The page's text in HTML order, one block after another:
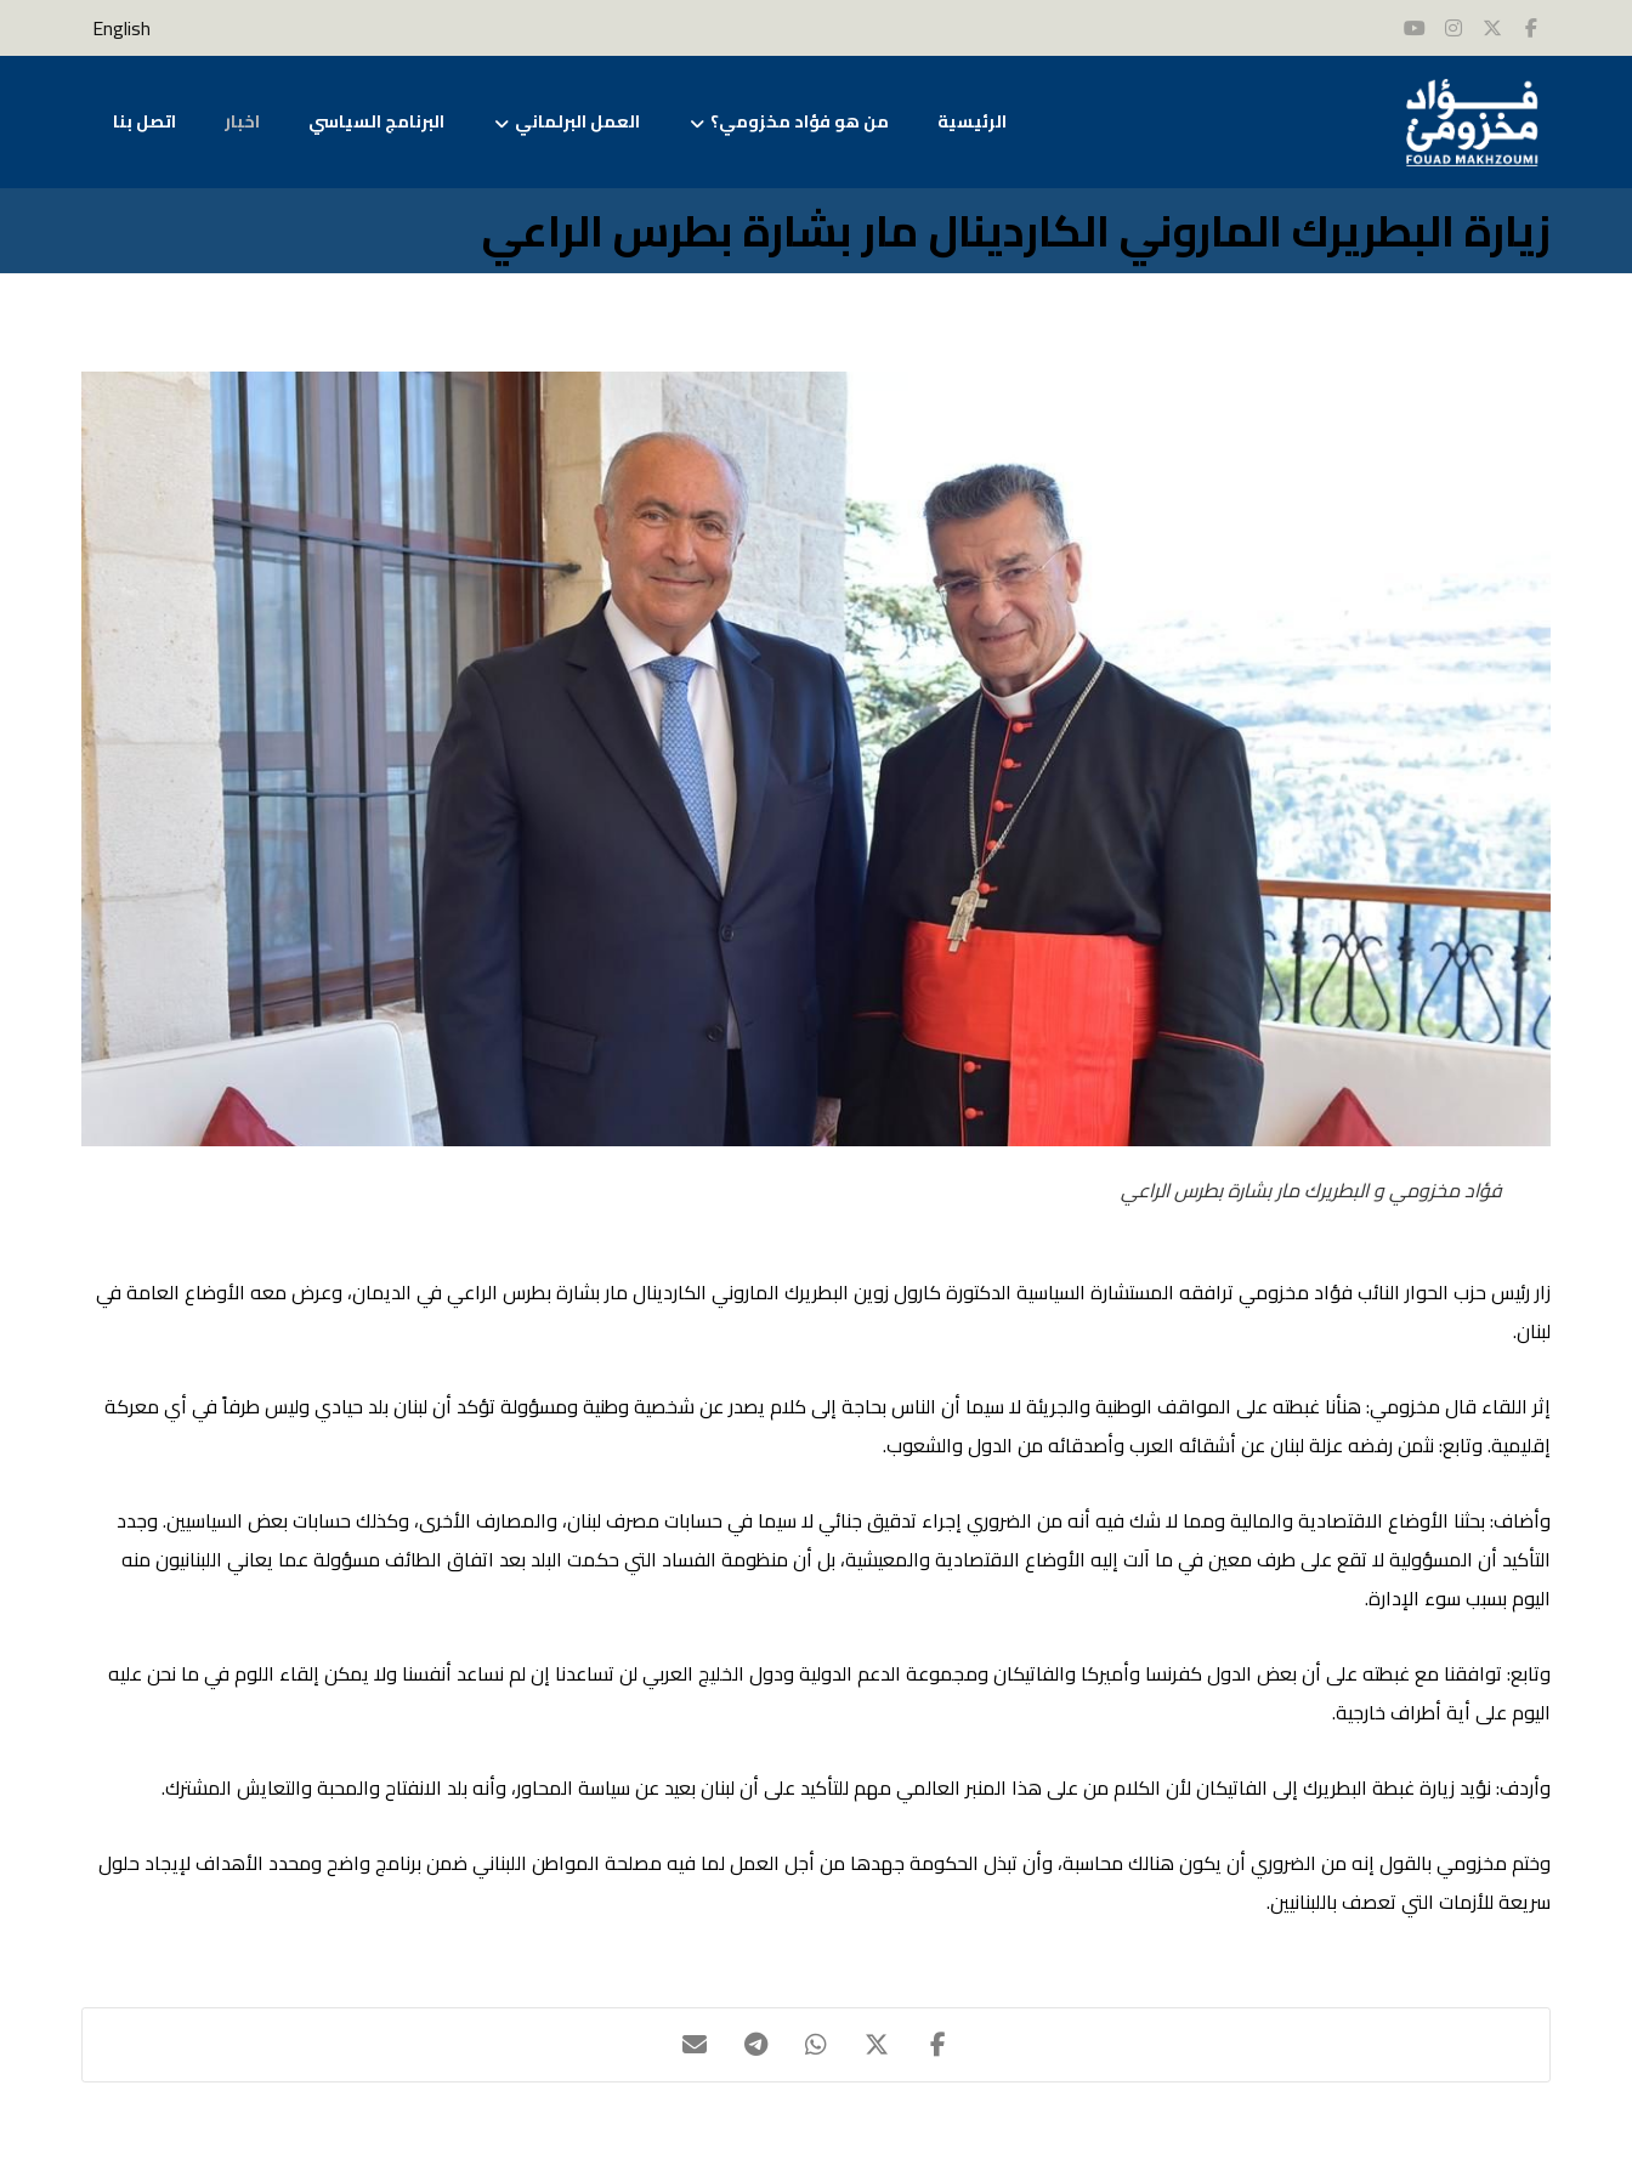
English
الرئيسية من هو فؤاد مخزومي؟ العمل البرلماني البرنامج السياسي اخبار اتصل بنا
زيارة البطريرك الماروني الكاردينال مار بشارة بطرس الراعي
فؤاد مخزومي و البطريرك مار بشارة بطرس الراعي
زار رئيس حزب الحوار النائب فؤاد مخزومي ترافقه المستشارة السياسية الدكتورة كارول زوين البطريرك الماروني الكاردينال مار بشارة بطرس الراعي في الديمان، وعرض معه الأوضاع العامة في
لبنان.
إثر اللقاء قال مخزومي: هنأنا غبطته على المواقف الوطنية والجريئة لا سيما أن الناس بحاجة إلى كلام يصدر عن شخصية وطنية ومسؤولة تؤكد أن لبنان بلد حيادي وليس طرفاً في أي معركة
إقليمية. وتابع: نثمن رفضه عزلة لبنان عن أشقائه العرب وأصدقائه من الدول والشعوب.
وأضاف: بحثنا الأوضاع الاقتصادية والمالية ومما لا شك فيه أنه من الضروري إجراء تدقيق جنائي لا سيما في حسابات مصرف لبنان، والمصارف الأخرى، وكذلك حسابات بعض السياسيين. وجدد
التأكيد أن المسؤولية لا تقع على طرف معين في ما آلت إليه الأوضاع الاقتصادية والمعيشية، بل أن منظومة الفساد التي حكمت البلد بعد اتفاق الطائف مسؤولة عما يعاني اللبنانيون منه
اليوم بسبب سوء الإدارة.
وتابع: توافقنا مع غبطته على أن بعض الدول كفرنسا وأميركا والفاتيكان ومجموعة الدعم الدولية ودول الخليج العربي لن تساعدنا إن لم نساعد أنفسنا ولا يمكن إلقاء اللوم في ما نحن عليه
اليوم على أية أطراف خارجية.
وأردف: نؤيد زيارة غبطة البطريرك إلى الفاتيكان لأن الكلام من على هذا المنبر العالمي مهم للتأكيد على أن لبنان بعيد عن سياسة المحاور، وأنه بلد الانفتاح والمحبة والتعايش المشترك.
وختم مخزومي بالقول إنه من الضروري أن يكون هنالك محاسبة، وأن تبذل الحكومة جهدها من أجل العمل لما فيه مصلحة المواطن اللبناني ضمن برنامج واضح ومحدد الأهداف لإيجاد حلول
سريعة للأزمات التي تعصف باللبنانيين.